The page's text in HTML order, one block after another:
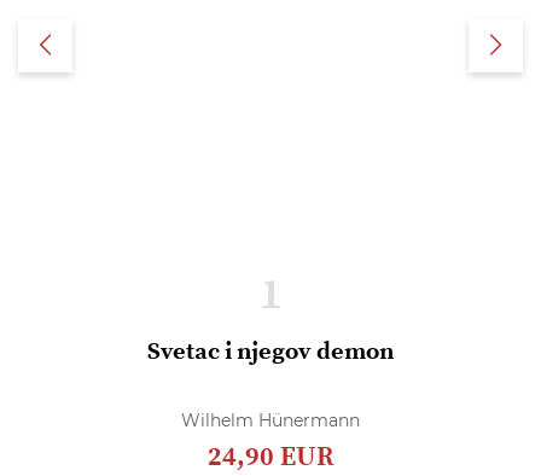
1
Svetac i njegov demon
Wilhelm Hünermann
24,90 EUR